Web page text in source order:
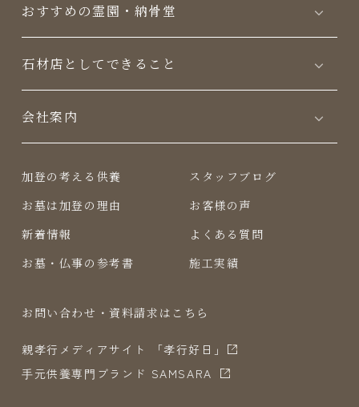
おすすめの霊園・納骨堂
⽯材店としてできること
会社案内
加登の考える供養
お墓は加登の理由
新着情報
お墓・仏事の参考書
スタッフブログ
お客様の声
よくある質問
施工実績
お問い合わせ・資料請求はこちら
親孝行メディアサイト 「孝行好日」
⼿元供養専⾨ブランド SAMSARA